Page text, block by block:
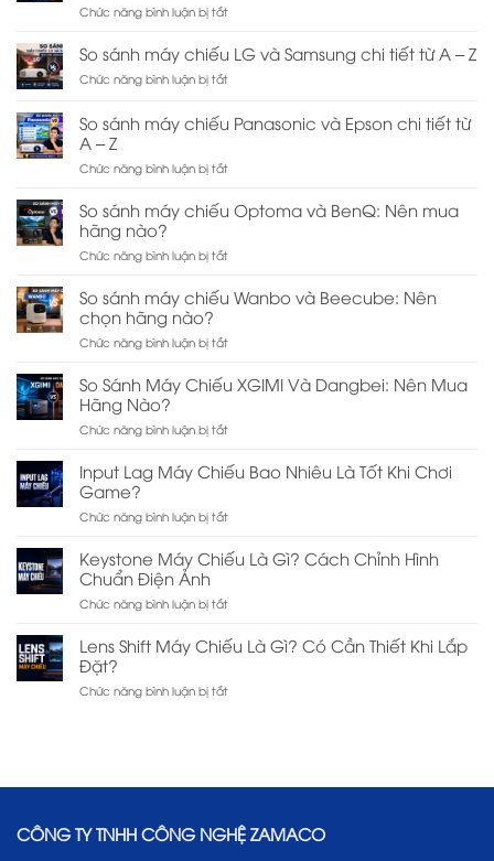
XGIMI
JMGO:
Nên
Chọn
Nào?
Chức năng bình luận bị tắtở
Sánh
Máy
Chiếu
TV:
Nên
Thiết
Nào?
So sánh máy chiếu LG và Samsung chi tiết từ A – Z
Chức năng bình luận bị tắtở
máy
LG
Samsung
chi
từ
Z
So sánh máy chiếu Panasonic và Epson chi tiết từ
A – Z
Chức năng bình luận bị tắtở
sánh
máy
Panasonic
Epson
chi
từ
–
Z
So sánh máy chiếu Optoma và BenQ: Nên mua
hãng nào?
Chức năng bình luận bị tắtở
sánh
máy
Optoma
BenQ:
Nên
hãng
So sánh máy chiếu Wanbo và Beecube: Nên
chọn hãng nào?
Chức năng bình luận bị tắtở
sánh
máy
Wanbo
Beecube:
Nên
hãng
So Sánh Máy Chiếu XGIMI Và Dangbei: Nên Mua
Hãng Nào?
Chức năng bình luận bị tắtở
Sánh
Máy
XGIMI
Dangbei:
Nên
Hãng
Input Lag Máy Chiếu Bao Nhiêu Là Tốt Khi Chơi
Game?
Chức năng bình luận bị tắtở
Lag
Máy
Bao
Là
Tốt
Chơi
Keystone Máy Chiếu Là Gì? Cách Chỉnh Hình
Chuẩn Điện Ảnh
Chức năng bình luận bị tắtở
Máy
Chiếu
Gì?
Lens Shift Máy Chiếu Là Gì? Có Cần Thiết Khi Lắp
Đặt?
Chức năng bình luận bị tắtở
Cần
Thiết
CÔNG TY TNHH CÔNG NGHỆ ZAMACO